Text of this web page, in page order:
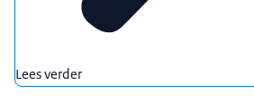
Lees verder